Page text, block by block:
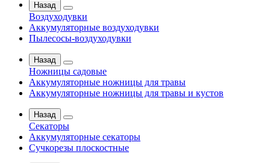
Назад
Воздуходувки
Аккумуляторные воздуходувки
Пылесосы-воздуходувки
Назад
Ножницы садовые
Аккумуляторные ножницы для травы
Аккумуляторные ножницы для травы и кустов
Назад
Секаторы
Аккумуляторные секаторы
Сучкорезы плоскостные